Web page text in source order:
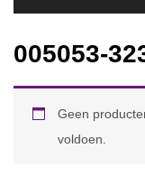
005053-
Geen
voldoen.